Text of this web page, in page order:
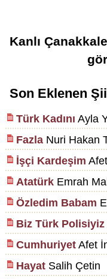
Kanlı Çanakkale
Son Eklenen
Türk Kadını Ayla
FazlaNuri Hakan
İşçi Kardeşim
AtatürkEmrah
Özledim Babam
Biz Türk Polisiyiz
CumhuriyetAfet
HayatSalih Çetin